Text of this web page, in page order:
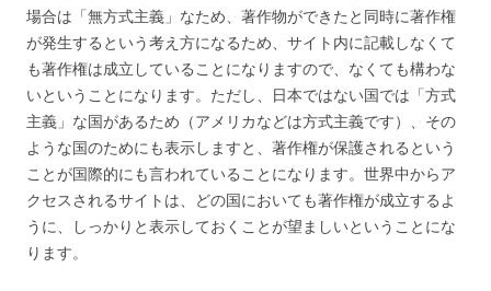
場合は「無方式主義」なため、著作物ができたと同時に著作権
が発生するという考え方になるため、サイト内に記載しなくて
も著作権は成立していることになりますので、なくても構わな
いということになります。ただし、日本ではない国では「方式
主義」な国があるため（アメリカなどは方式主義です）、その
ような国のためにも表示しますと、著作権が保護されるという
ことが国際的にも言われていることになります。世界中からア
クセスされるサイトは、どの国においても著作権が成立するよ
うに、しっかりと表示しておくことが望ましいということにな
ります。